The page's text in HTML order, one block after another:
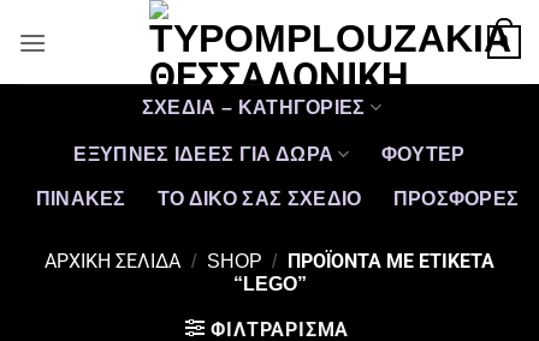
στο
0
ΣΧΕΔΙΑ – ΚΑΤΗΓΟΡΙΕΣ
ΕΞΥΠΝΕΣ ΙΔΕΕΣ ΓΙΑ ΔΩΡΑ ΦΟΥΤΕΡ
ΠΙΝΑΚΕΣ ΤΟ ΔΙΚΟ ΣΑΣ ΣΧΕΔΙΟ ΠΡΟΣΦΟΡΈΣ
ΑΡΧΙΚΉ ΣΕΛΊΔΑ / SHOP /
ΠΡΟΪΌΝΤΑ ΜΕ ΕΤΙΚΈΤΑ
“LEGO”
ΦΙΛΤΡΆΡΙΣΜΑ